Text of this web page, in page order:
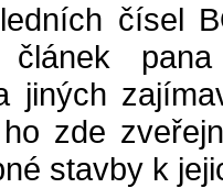
čísel
jiných
zde
stavby k